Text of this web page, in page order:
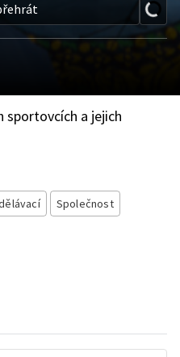
sportovcích a jejich
Společnost